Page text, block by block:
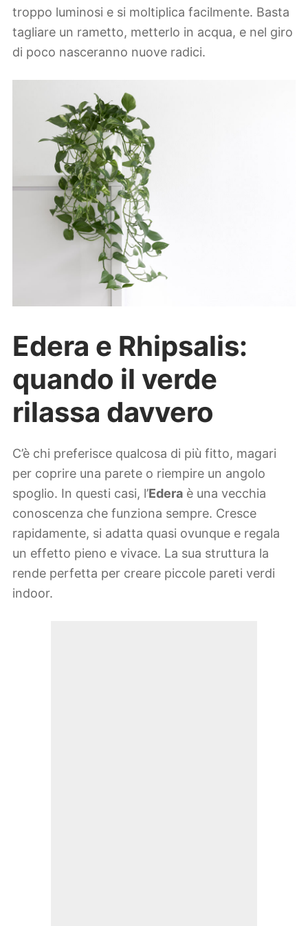
troppo luminosi e si moltiplica facilmente. Basta
tagliare un rametto, metterlo in acqua, e nel giro
di poco nasceranno nuove radici.
Edera e Rhipsalis:
quando il verde
rilassa davvero
C’è chi preferisce qualcosa di più fitto, magari
per coprire una parete o riempire un angolo
spoglio. In questi casi, l’Edera è una vecchia
conoscenza che funziona sempre. Cresce
rapidamente, si adatta quasi ovunque e regala
un effetto pieno e vivace. La sua struttura la
rende perfetta per creare piccole pareti verdi
indoor.